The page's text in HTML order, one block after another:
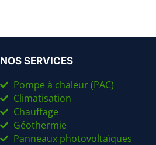
NOS SERVICES
Pompe à chaleur (PAC)
Climatisation
Chauffage
Géothermie
Panneaux photovoltaïques